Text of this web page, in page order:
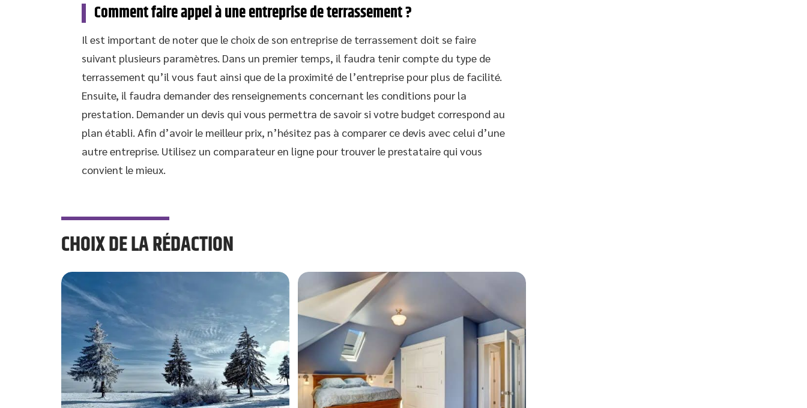
Comment faire appel à une entreprise de terrassement ?
Il est important de noter que le choix de son entreprise de terrassement doit se faire
suivant plusieurs paramètres. Dans un premier temps, il faudra tenir compte du type de
terrassement qu’il vous faut ainsi que de la proximité de l’entreprise pour plus de facilité.
Ensuite, il faudra demander des renseignements concernant les conditions pour la
prestation. Demander un devis qui vous permettra de savoir si votre budget correspond au
plan établi. Afin d’avoir le meilleur prix, n’hésitez pas à comparer ce devis avec celui d’une
autre entreprise. Utilisez un comparateur en ligne pour trouver le prestataire qui vous
convient le mieux.
CHOIX DE LA RÉDACTION